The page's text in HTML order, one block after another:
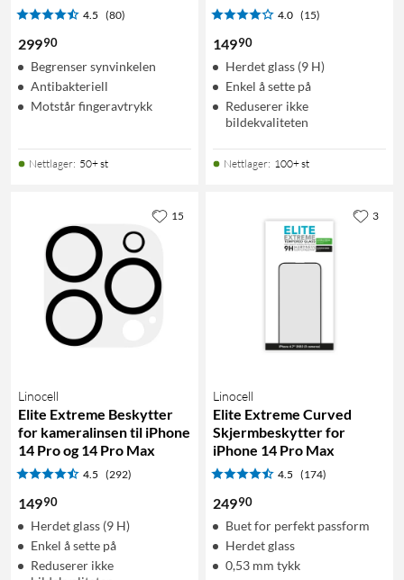
4.5 (80)
29990
Begrenser synvinkelen
Antibakteriell
Motstår fingeravtrykk
Nettlager: 50+ st
4.0 (15)
14990
Herdet glass (9 H)
Enkel å sette på
Reduserer ikke
bildekvaliteten
Nettlager: 100+ st
Linocell
Elite Extreme Beskytter
for kameralinsen til iPhone
14 Pro og 14 Pro Max
4.5 (292)
14990
Herdet glass (9 H)
Enkel å sette på
Reduserer ikke
15
Linocell
Elite Extreme Curved
Skjermbeskytter for
iPhone 14 Pro Max
4.5 (174)
24990
Buet for perfekt passform
Herdet glass
0,53 mm tykk
3